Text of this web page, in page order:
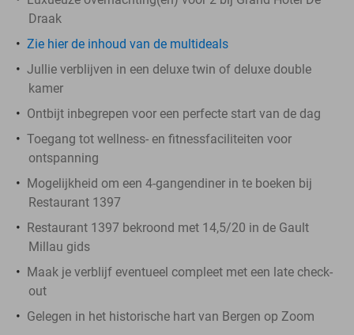
Draak
Zie hier de inhoud van de multideals
Jullie verblijven in een deluxe twin of deluxe double
kamer
Ontbijt inbegrepen voor een perfecte start van de dag
Toegang tot wellness- en fitnessfaciliteiten voor
ontspanning
Mogelijkheid om een 4-gangendiner in te boeken bij
Restaurant 1397
Restaurant 1397 bekroond met 14,5/20 in de Gault
Millau gids
Maak je verblijf eventueel compleet met een late check-
out
Gelegen in het historische hart van Bergen op Zoom